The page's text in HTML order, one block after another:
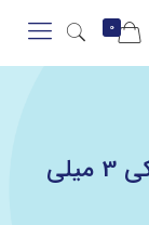
0
خرید عمده قطره چکان پلاستیکی 3 میلی